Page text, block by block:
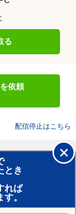
る
依頼
配信停止はこちら
とき
れば
。